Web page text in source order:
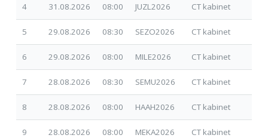
4 31.08.2026 08:00 JUZL2026 CT kabinet
5 29.08.2026 08:30 SEZO2026 CT kabinet
6 29.08.2026 08:00 MILE2026 CT kabinet
7 28.08.2026 08:30 SEMU2026 CT kabinet
8 28.08.2026 08:00 HAAH2026 CT kabinet
9 28.08.2026 08:00 MEKA2026 CT kabinet